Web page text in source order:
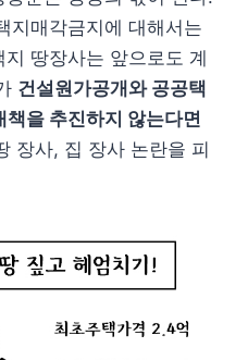
지매각금지에 대해서는
땅장사는 앞으로도 계
건설원가공개와 공공택
을 추진하지 않는다면
장사, 집 장사 논란을 피